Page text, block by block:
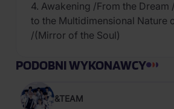
4. Awakening /From the Dream
to the Multidimensional Nature
/(Mirror of the Soul)
PODOBNI WYKONAWCY
&TEAM